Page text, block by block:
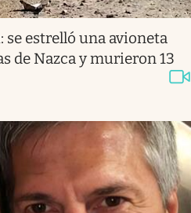
se estrelló una avioneta
de Nazca y murieron 13